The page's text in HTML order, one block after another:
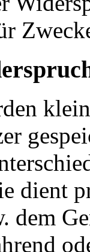
dient
dem